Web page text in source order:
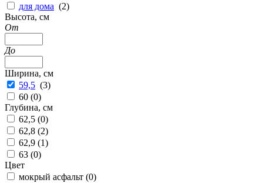
для дома (2)
Высота, см
От
До
Ширина, см
59,5 (3)
60 (0)
Глубина, см
62,5 (0)
62,8 (2)
62,9 (1)
63 (0)
Цвет
мокрый асфальт (0)